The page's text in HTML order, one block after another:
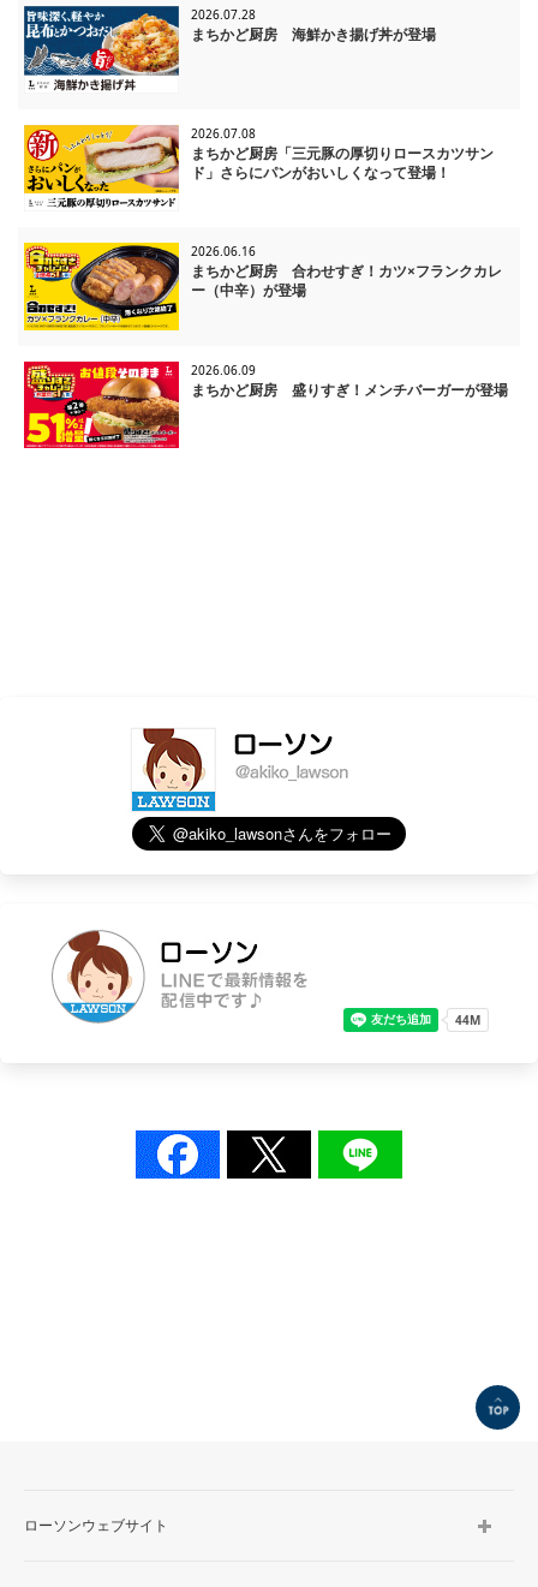
2026.07.28
まちかど厨房 海鮮かき揚げ丼が登場
2026.07.08
まちかど厨房「三元豚の厚切りロースカツサン
ド」さらにパンがおいしくなって登場！
2026.06.16
まちかど厨房 合わせすぎ！カツ×フランクカレ
ー（中辛）が登場
2026.06.09
まちかど厨房 盛りすぎ！メンチバーガーが登場
ローソンウェブサイト